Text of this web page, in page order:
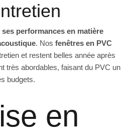
performances en matière
. Nos fenêtres en PVC
et restent belles année après
très abordables, faisant du PVC un
budgets.
en